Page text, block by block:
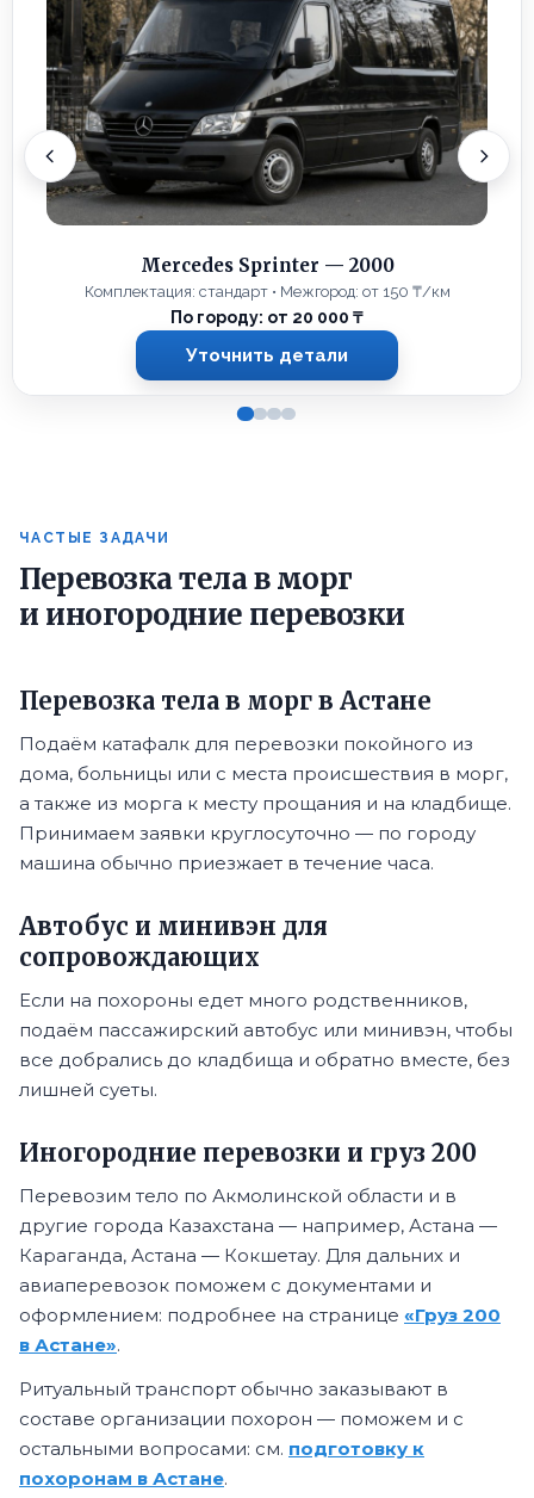
Mercedes Sprinter — 2000
Комплектация: стандарт • Межгород: от 150 ₸/км
По городу: от 20 000 ₸
Уточнить детали
ЧАСТЫЕ ЗАДАЧИ
Перевозка тела в морг
и иногородние перевозки
Перевозка тела в морг в Астане
Подаём катафалк для перевозки покойного из
дома, больницы или с места происшествия в морг,
а также из морга к месту прощания и на кладбище.
Принимаем заявки круглосуточно — по городу
машина обычно приезжает в течение часа.
Автобус и минивэн для
сопровождающих
Если на похороны едет много родственников,
подаём пассажирский автобус или минивэн, чтобы
все добрались до кладбища и обратно вместе, без
лишней суеты.
Иногородние перевозки и груз 200
Перевозим тело по Акмолинской области и в
другие города Казахстана — например, Астана —
Караганда, Астана — Кокшетау. Для дальних и
авиаперевозок поможем с документами и
оформлением: подробнее на странице «Груз 200
в Астане».
Ритуальный транспорт обычно заказывают в
составе организации похорон — поможем и с
остальными вопросами: см. подготовку к
похоронам в Астане.